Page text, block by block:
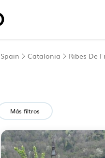
Spain Catalonia Ribes De
Más filtros